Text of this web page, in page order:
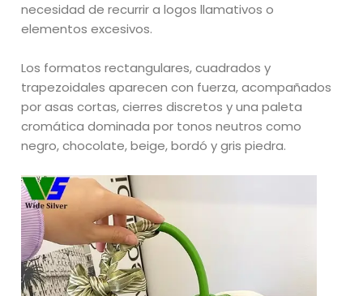
necesidad de recurrir a logos llamativos o
elementos excesivos.
Los formatos rectangulares, cuadrados y
trapezoidales aparecen con fuerza, acompañados
por asas cortas, cierres discretos y una paleta
cromática dominada por tonos neutros como
negro, chocolate, beige, bordó y gris piedra.